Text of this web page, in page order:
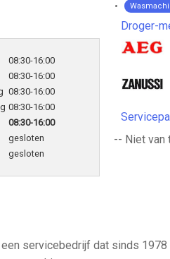
08:30-16:00
08:30-16:00
08:30-16:00
08:30-16:00
08:30-16:00
gesloten
gesloten
Droger-
-- Niet van
servicebedrijf dat sinds 1978